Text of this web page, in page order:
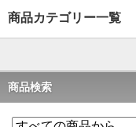
商品カテゴリー一覧
商品検索